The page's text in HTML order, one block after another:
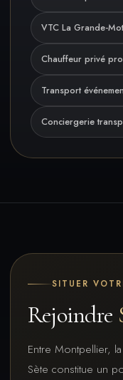
VTC La Grande-
Chauffeur privé
Transport
Conciergerie
SITUER
Rejoindre
Entre Montpellier,
Sète constitue un